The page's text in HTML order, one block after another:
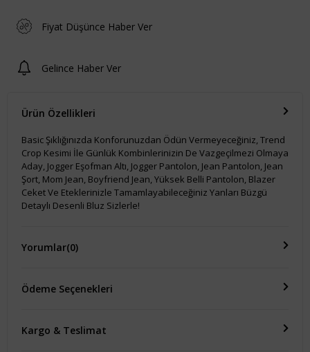
Fiyat Düşünce Haber Ver
Gelince Haber Ver
Ürün Özellikleri
Basic Şıklığınızda Konforunuzdan Ödün Vermeyeceğiniz, Trend
Crop Kesimi İle Günlük Kombinlerinizin De Vazgeçilmezi Olmaya
Aday, Jogger Eşofman Altı, Jogger Pantolon, Jean Pantolon, Jean
Şort, Mom Jean, Boyfriend Jean, Yüksek Belli Pantolon, Blazer
Ceket Ve Eteklerinizle Tamamlayabileceğiniz Yanları Büzgü
Detaylı Desenli Bluz Sizlerle!
Yorumlar(0)
Ödeme Seçenekleri
Kargo & Teslimat